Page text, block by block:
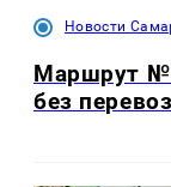
Новости
Маршрут №
без